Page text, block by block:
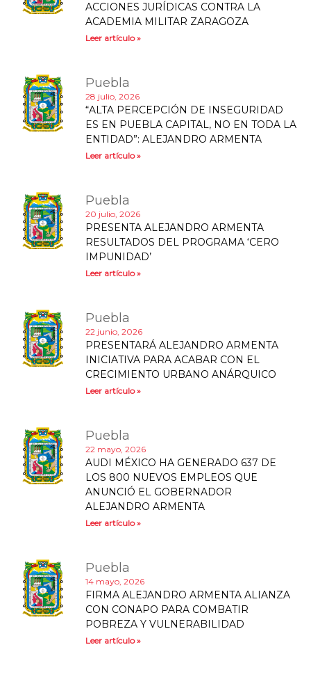
ACCIONES JURÍDICAS CONTRA LA
ACADEMIA MILITAR ZARAGOZA
Leer artículo »
Puebla
28 julio, 2026
“ALTA PERCEPCIÓN DE INSEGURIDAD
ES EN PUEBLA CAPITAL, NO EN TODA LA
ENTIDAD”: ALEJANDRO ARMENTA
Leer artículo »
Puebla
20 julio, 2026
PRESENTA ALEJANDRO ARMENTA
RESULTADOS DEL PROGRAMA ‘CERO
IMPUNIDAD’
Leer artículo »
Puebla
22 junio, 2026
PRESENTARÁ ALEJANDRO ARMENTA
INICIATIVA PARA ACABAR CON EL
CRECIMIENTO URBANO ANÁRQUICO
Leer artículo »
Puebla
22 mayo, 2026
AUDI MÉXICO HA GENERADO 637 DE
LOS 800 NUEVOS EMPLEOS QUE
ANUNCIÓ EL GOBERNADOR
ALEJANDRO ARMENTA
Leer artículo »
Puebla
14 mayo, 2026
FIRMA ALEJANDRO ARMENTA ALIANZA
CON CONAPO PARA COMBATIR
POBREZA Y VULNERABILIDAD
Leer artículo »